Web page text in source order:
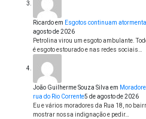
Ricardoem Esgotos continuam
agosto de 2026
Petrolina virou um esgoto ambulante.
é esgoto estourado e nas redes sociais…
João Guilherme Souza Silva em
rua do Rio Corrente5 de agosto de 2026
Eu e vários moradores da Rua 18, no
mostrar nossa indignação e pedir…